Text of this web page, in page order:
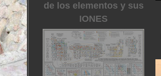
de los elementos y sus
IONES